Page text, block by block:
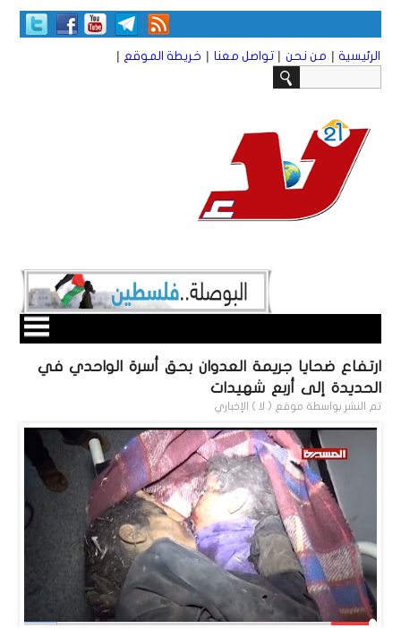
الرئيسية | من نحن | تواصل معنا | خريطة الموقع |
ارتفاع ضحايا جريمة العدوان بحق أسرة الواحدي في
الحديدة إلى أربع شهيدات
تم النشر بواسطة موقع ( لا ) الإخباري